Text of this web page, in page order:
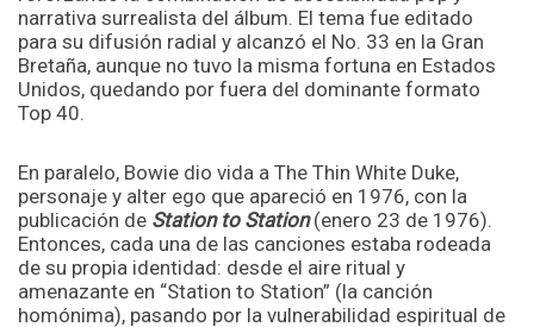
narrativa surrealista del álbum. El tema fue editado
para su difusión radial y alcanzó el No. 33 en la Gran
Bretaña, aunque no tuvo la misma fortuna en Estados
Unidos, quedando por fuera del dominante formato
Top 40.
En paralelo, Bowie dio vida a The Thin White Duke,
personaje y alter ego que apareció en 1976, con la
publicación de Station to Station(enero 23 de 1976).
Entonces, cada una de las canciones estaba rodeada
de su propia identidad: desde el aire ritual y
amenazante en “Station to Station” (la canción
homónima), pasando por la vulnerabilidad espiritual de